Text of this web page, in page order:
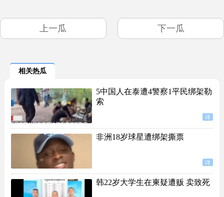
上一瓜 下一瓜
相关热瓜
5中国人在泰遭4警察1平民绑架勒
索
详
非洲18岁球星遭绑架撕票
详
韩22岁大学生在柬疑遭贩 卖致死